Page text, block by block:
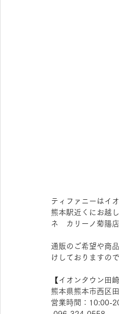
ティファニーはイ
熊本駅近くにお越
ネ　カリーノ菊陽
通販のご希望や商
けしておりますの
【​イオンタウン田崎
熊本県熊本市西区
営業時間：10:00-